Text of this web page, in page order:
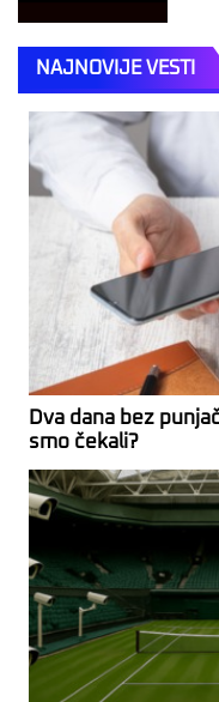
NAJNOVIJE VESTI
Dva dana bez
smo čekali?